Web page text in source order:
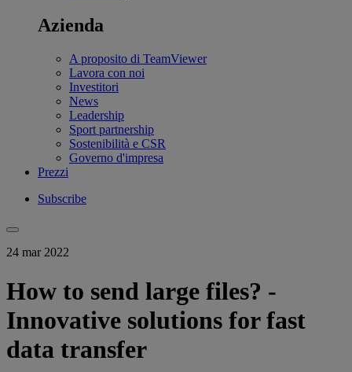
Azienda
A proposito di TeamViewer
Lavora con noi
Investitori
News
Leadership
Sport partnership
Sostenibilità e CSR
Governo d'impresa
Prezzi
Subscribe
24 mar 2022
How to send large files? -
Innovative solutions for fast
data transfer